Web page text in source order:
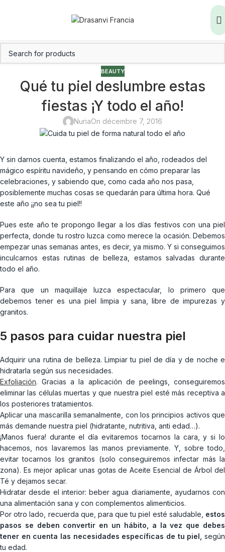
BEAUTY
Qué tu piel deslumbre estas
fiestas ¡Y todo el año!
NuriaOn décembre 7, 2016
Y sin darnos cuenta, estamos finalizando el año, rodeados del
mágico espíritu navideño, y pensando en cómo preparar las
celebraciones, y sabiendo que, como cada año nos pasa,
posiblemente muchas cosas se quedarán para última hora. Qué
este año ¡¡no sea tu piel!!
Pues este año te propongo llegar a los días festivos con una piel
perfecta, donde tu rostro luzca como merece la ocasión. Debemos
empezar unas semanas antes, es decir, ya mismo. Y si conseguimos
inculcarnos estas rutinas de belleza, estamos salvadas durante
todo el año.
Para que un maquillaje luzca espectacular, lo primero que
debemos tener es una piel limpia y sana, libre de impurezas y
granitos.
5 pasos para cuidar nuestra piel
Adquirir una rutina de belleza. Limpiar tu piel de día y de noche e
hidratarla según sus necesidades.
Exfoliación. Gracias a la aplicación de peelings, conseguiremos
eliminar las células muertas y que nuestra piel esté más receptiva a
los posteriores tratamientos.
Aplicar una mascarilla semanalmente, con los principios activos que
más demande nuestra piel (hidratante, nutritiva, anti edad…).
¡Manos fuera! durante el día evitaremos tocarnos la cara, y si lo
hacemos, nos lavaremos las manos previamente. Y, sobre todo,
evitar tocarnos los granitos (solo conseguiremos infectar más la
zona). Es mejor aplicar unas gotas de Aceite Esencial de Árbol del
Té y dejamos secar.
Hidratar desde el interior: beber agua diariamente, ayudarnos con
una alimentación sana y con complementos alimenticios.
Por otro lado, recuerda que, para que tu piel esté saludable, estos
pasos se deben convertir en un hábito, a la vez que debes
tener en cuenta las necesidades específicas de tu piel, según
tu edad.